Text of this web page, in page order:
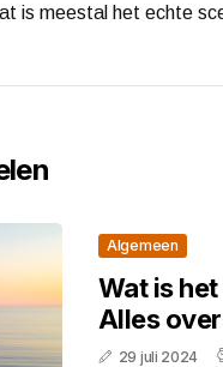
is meestal het echte
Algemeen
Wat is
Alles
29 juli 2024